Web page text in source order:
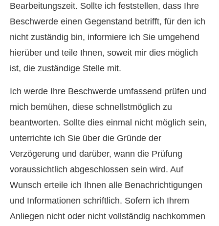
Bearbeitungszeit. Sollte ich feststellen, dass Ihre
Beschwerde einen Gegenstand betrifft, für den ich
nicht zuständig bin, informiere ich Sie umgehend
hierüber und teile Ihnen, soweit mir dies möglich
ist, die zuständige Stelle mit.
Ich werde Ihre Beschwerde umfassend prüfen und
mich bemühen, diese schnellstmöglich zu
beantworten. Sollte dies einmal nicht möglich sein,
unterrichte ich Sie über die Gründe der
Verzögerung und darüber, wann die Prüfung
voraussichtlich abgeschlossen sein wird. Auf
Wunsch erteile ich Ihnen alle Benachrichtigungen
und Informationen schriftlich. Sofern ich Ihrem
Anliegen nicht oder nicht vollständig nachkommen